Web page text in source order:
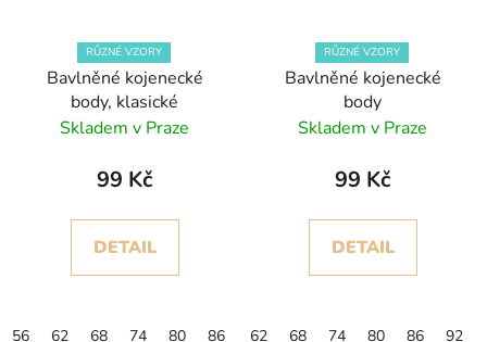
RŮZNÉ VZORY
Bavlněné kojenecké
body, klasické
Skladem v Praze
99 Kč
DETAIL
56 62 68 74 80 86 92
RŮZNÉ VZORY
Bavlněné kojenecké
body
Skladem v Praze
99 Kč
DETAIL
62 68 74 80 86 92